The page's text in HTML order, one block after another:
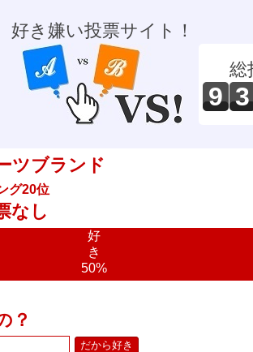
好き嫌い投票サイト！
総
9 3
ツブランド
グ20位
なし
好
き
50%
？